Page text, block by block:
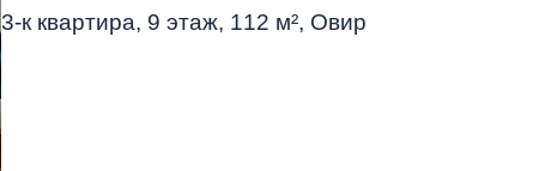
3-к квартира, 9 этаж, 112 м², Овир